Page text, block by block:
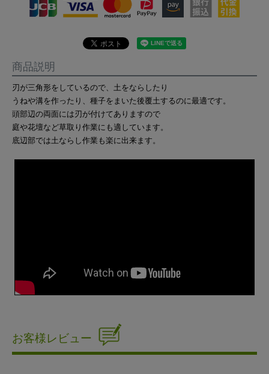
商品説明
刃が三角形をしているので、土をならしたり
うねや溝を作ったり、種子をまいた後覆土するのに最適です。
頭部辺の両面には刃が付けてありますので
庭や花壇など草取り作業にも適しています。
底辺部では土ならし作業も楽に出来ます。
お客様レビュー